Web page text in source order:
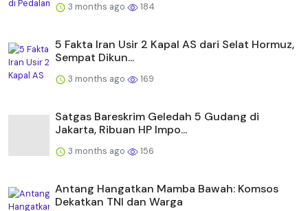
3 months ago 184
5 Fakta Iran Usir 2 Kapal AS dari Selat Hormuz,
Sempat Dikun...
3 months ago 169
Satgas Bareskrim Geledah 5 Gudang di
Jakarta, Ribuan HP Impo...
3 months ago 156
Antang Hangatkan Mamba Bawah: Komsos
Dekatkan TNI dan Warga